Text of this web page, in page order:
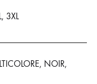
3XL
NOIR,